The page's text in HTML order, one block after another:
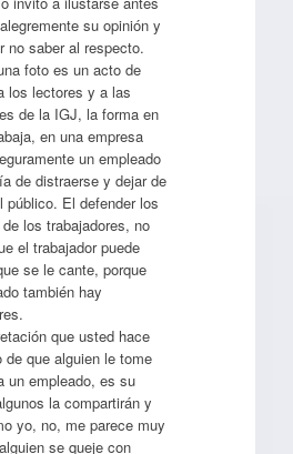
su opinión y
no saber al respecto.
foto es un acto de
los lectores y a las
de la IGJ, la forma en
en una empresa
un empleado
de distraerse y dejar de
público. El defender los
los trabajadores, no
el trabajador puede
se le cante, porque
también hay
que usted hace
de que alguien le tome
un empleado, es su
la compartirán y
yo, no, me parece muy
se queje con